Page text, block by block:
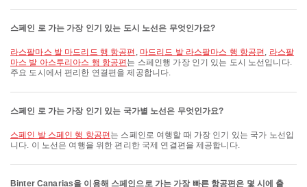
스페인 로 가는 가장 인기 있는 도시 노선은 무엇인가요?
라스팔마스 발 마드리드 행 항공편 , 마드리드 발 라스팔마스 행 항공편 , 라스팔
마스 발 아스투리아스 행 항공편 는 스페인행 가장 인기 있는 도시 노선입니다.
주요 도시에서 편리한 연결편을 제공합니다.
스페인 로 가는 가장 인기 있는 국가별 노선은 무엇인가요?
스페인 발 스페인 행 항공편 는 스페인로 여행할 때 가장 인기 있는 국가 노선입
니다. 이 노선은 여행을 위한 편리한 국제 연결편을 제공합니다.
Binter Canarias을 이용해 스페인으로 가는 가장 빠른 항공편은 몇 시에 출